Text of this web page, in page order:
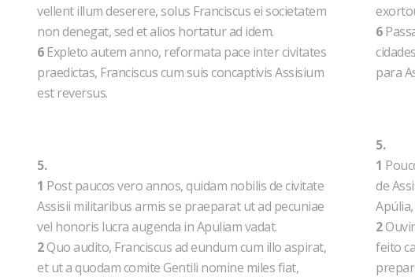
vellent illum deserere, solus Franciscus ei societatem
non denegat, sed et alios hortatur ad idem.
6Expleto autem anno, reformata pace inter civitates
praedictas, Franciscus cum suis concaptivis Assisium
est reversus.
5.
1 Post paucos vero annos, quidam nobilis de civitate
Assisii militaribus armis se praeparat ut ad pecuniae
vel honoris lucra augenda in Apuliam vadat.
2Quo audito, Franciscus ad eundum cum illo aspirat,
et ut a quodam comite Gentili nomine miles fiat,
6
para
5.
1
de
2
feito